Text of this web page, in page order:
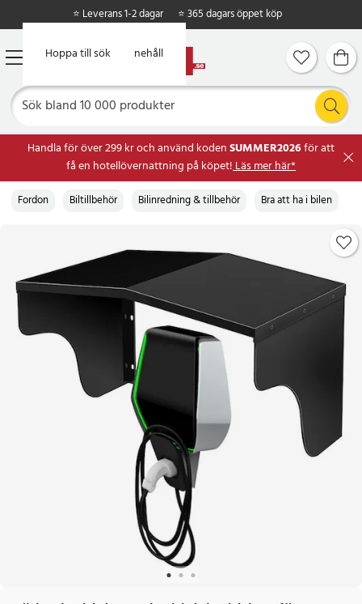
Hoppa till huvudinnehåll
Hoppa till sök
⭐ Leverans 1-2 dagar ⭐ 365 dagars öppet köp
Handla för över 299 kr och använd kodenSUMMER2026för att
få en hotellövernattning på köpet!Läs mer här*
Fordon Biltillbehör Bilinredning & tillbehör Bra att ha i bilen